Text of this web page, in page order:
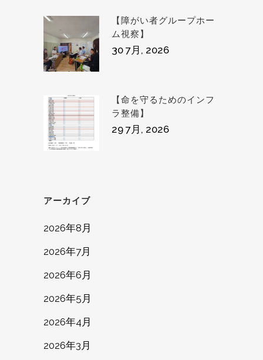
【障がい者グループホー
ム視察】
30 7月, 2026
【命を守るためのインフ
ラ整備】
29 7月, 2026
アーカイブ
2026年8月
2026年7月
2026年6月
2026年5月
2026年4月
2026年3月